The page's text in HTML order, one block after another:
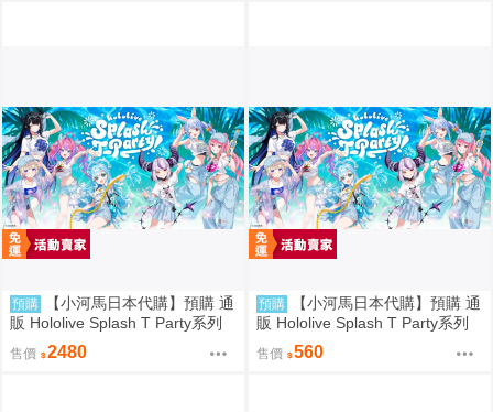
預購
【小河馬日本代購】預購 通
販 Hololive Splash T Party系列
商品 T恤 等身大毛巾 橡膠手環
售價 2480
預購
【小河馬日本代購】預購 通
販 Hololive Splash T Party系列
售價 560